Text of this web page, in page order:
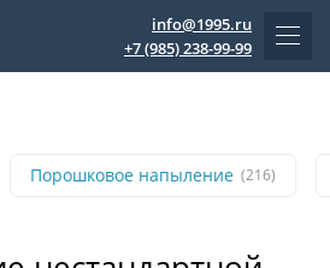
info@1995.ru
+7 (985) 238-99-99
Порошковое напыление (216)